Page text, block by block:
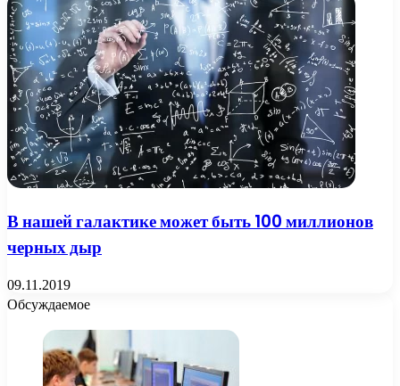
В нашей галактике может быть 100 миллионов
черных дыр
09.11.2019
Обсуждаемое